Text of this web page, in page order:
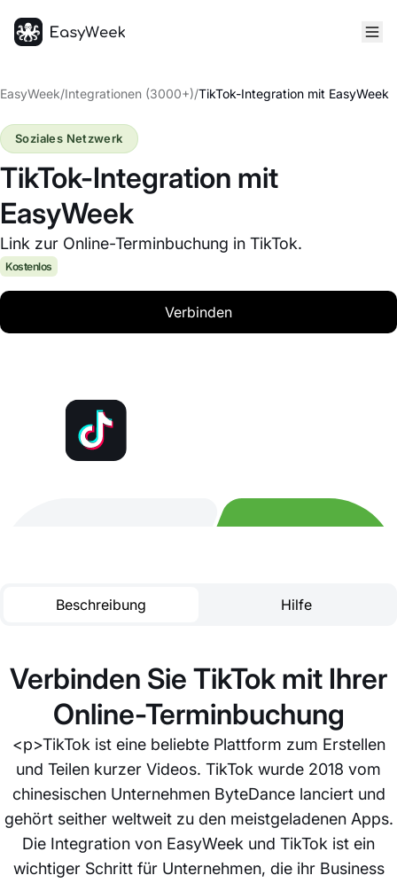
EasyWeek/Integrationen (3000+)/TikTok-Integration mit EasyWeek
TikTok-Integration mit
EasyWeek
Link zur Online-Terminbuchung in TikTok.
Soziales Netzwerk
Kostenlos
Verbinden
Beschreibung Hilfe
Verbinden Sie TikTok mit Ihrer
Online-Terminbuchung
<p>TikTok ist eine beliebte Plattform zum Erstellen
und Teilen kurzer Videos. TikTok wurde 2018 vom
chinesischen Unternehmen ByteDance lanciert und
gehört seither weltweit zu den meistgeladenen Apps.
Die Integration von EasyWeek und TikTok ist ein
wichtiger Schritt für Unternehmen, die ihr Business